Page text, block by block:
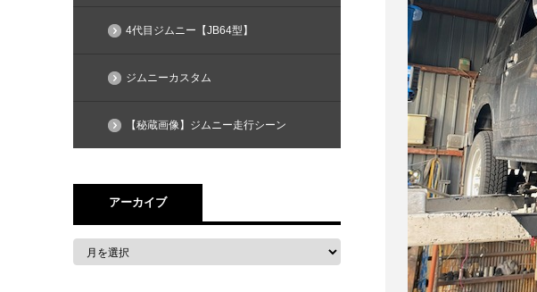
4代目ジムニー【JB64型】
ジムニーカスタム
【秘蔵画像】ジムニー走行シーン
アーカイブ